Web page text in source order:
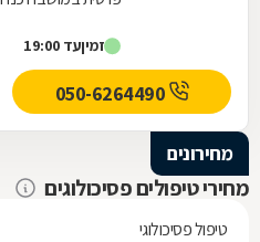
זמיןעד 19:00
מחירונים
מחירי טיפולים פסיכולוגים
טיפול פסיכולוגי